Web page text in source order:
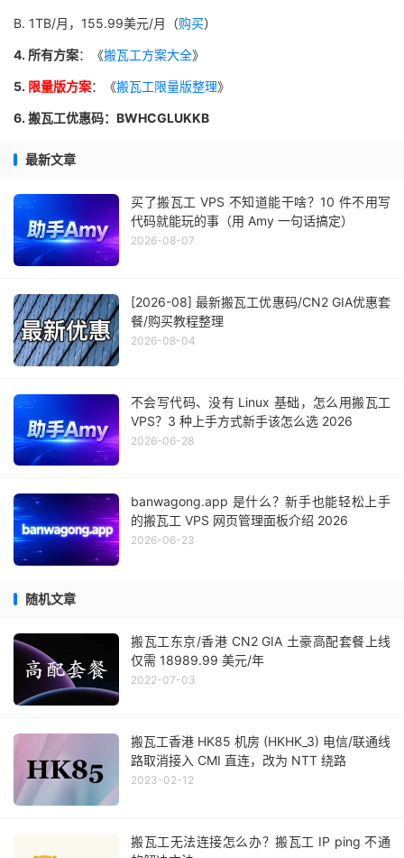
B. 1TB/月，155.99美元/月（购买）
4. 所有方案：《搬瓦工方案大全》
5. 限量版方案：《搬瓦工限量版整理》
6. 搬瓦工优惠码：BWHCGLUKKB
最新文章
买了搬瓦工 VPS 不知道能干啥？10 件不用写
代码就能玩的事（用 Amy 一句话搞定）
2026-08-07
[2026-08] 最新搬瓦工优惠码/CN2 GIA优惠套
餐/购买教程整理
2026-08-04
不会写代码、没有 Linux 基础，怎么用搬瓦工
VPS？3 种上手方式新手该怎么选 2026
2026-06-28
banwagong.app 是什么？新手也能轻松上手
的搬瓦工 VPS 网页管理面板介绍 2026
2026-06-23
随机文章
搬瓦工东京/香港 CN2 GIA 土豪高配套餐上线
仅需 18989.99 美元/年
2022-07-03
搬瓦工香港 HK85 机房 (HKHK_3) 电信/联通线
路取消接入 CMI 直连，改为 NTT 绕路
2023-02-12
搬瓦工无法连接怎么办？搬瓦工 IP ping 不通